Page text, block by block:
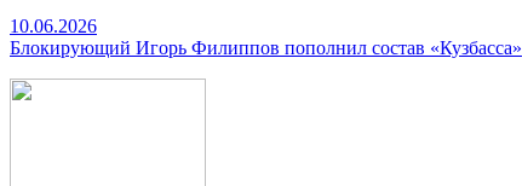
10.06.2026
Блокирующий Игорь Филиппов пополнил состав «Кузбасса»